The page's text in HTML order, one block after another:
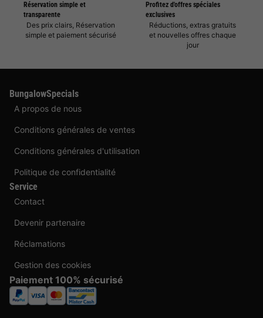
Réservation simple et
transparente
Des prix clairs, Réservation
simple et paiement sécurisé
Profitez d'offres spéciales
exclusives
Réductions, extras gratuits
et nouvelles offres chaque
jour
BungalowSpecials
A propos de nous
Conditions générales de ventes
Conditions générales d'utilisation
Politique de confidentialité
Service
Contact
Devenir partenaire
Réclamations
Gestion des cookies
Paiement 100% sécurisé